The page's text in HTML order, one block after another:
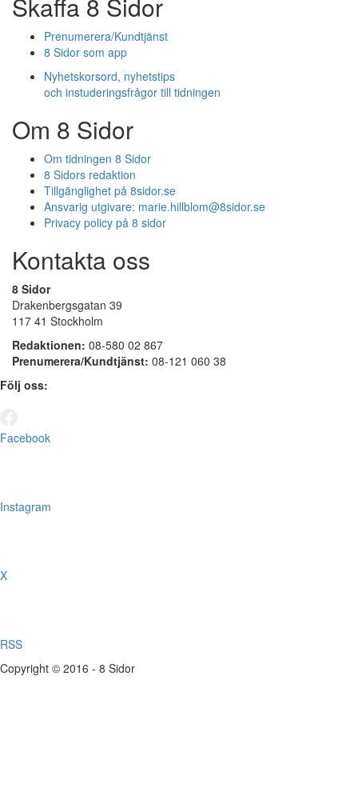
Prenumerera/Kundtjänst
8 Sidor som app
Nyhetskorsord, nyhetstips
och instuderingsfrågor till tidningen
Om 8 Sidor
Om tidningen 8 Sidor
8 Sidors redaktion
Tillgänglighet på 8sidor.se
Ansvarig utgivare: marie.hillblom@8sidor.se
Privacy policy på 8 sidor
Kontakta oss
8 Sidor
Drakenbergsgatan 39
117 41 Stockholm
Redaktionen: 08-580 02 867
Prenumerera/Kundtjänst: 08-121 060 38
Följ oss:
Facebook
Instagram
X
RSS
Copyright © 2016 - 8 Sidor